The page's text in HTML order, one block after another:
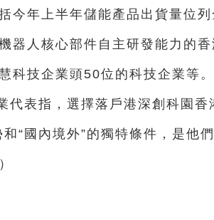
今年上半年儲能產品出貨量位
器人核心部件自主研發能力的
科技企業頭50位的科技企業等。
代表指，選擇落戶港深創科園香
和“國內境外”的獨特條件，是他